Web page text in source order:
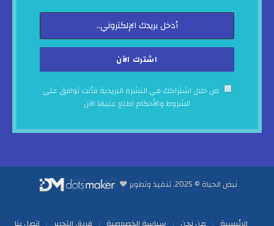
من خلال اشتراكك في النشرة البريدية فأنت توافق على
الشروط والأحكام اطلع عليها الآن
نبض الحياة © 2025. تنفيذ وتطوير ♥